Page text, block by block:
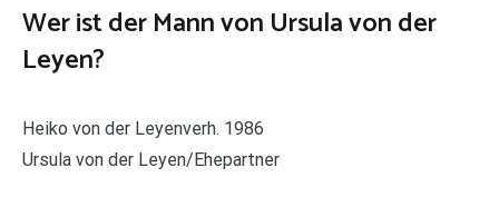
Wer ist der Mann von Ursula von der
Leyen?
Heiko von der Leyenverh. 1986
Ursula von der Leyen/Ehepartner